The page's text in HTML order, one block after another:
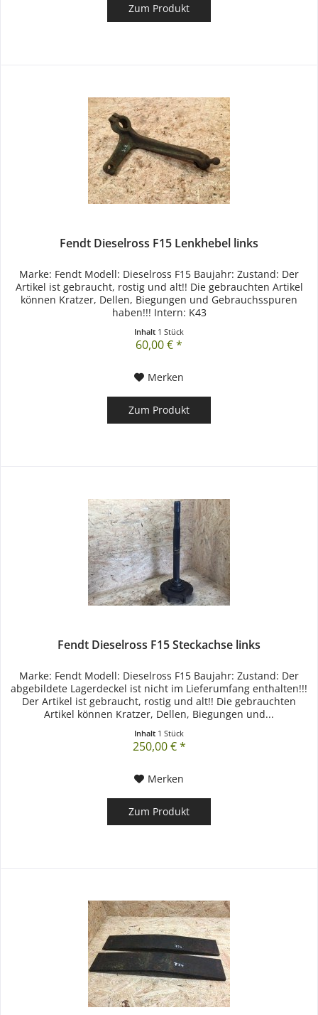
Zum Produkt
Fendt Dieselross F15 Lenkhebel links
Marke: Fendt Modell: Dieselross F15 Baujahr: Zustand: Der
Artikel ist gebraucht, rostig und alt!! Die gebrauchten Artikel
können Kratzer, Dellen, Biegungen und Gebrauchsspuren
haben!!! Intern: K43
Inhalt 1 Stück
60,00 € *
Merken
Zum Produkt
Fendt Dieselross F15 Steckachse links
Marke: Fendt Modell: Dieselross F15 Baujahr: Zustand: Der
abgebildete Lagerdeckel ist nicht im Lieferumfang enthalten!!!
Der Artikel ist gebraucht, rostig und alt!! Die gebrauchten
Artikel können Kratzer, Dellen, Biegungen und...
Inhalt 1 Stück
250,00 € *
Merken
Zum Produkt